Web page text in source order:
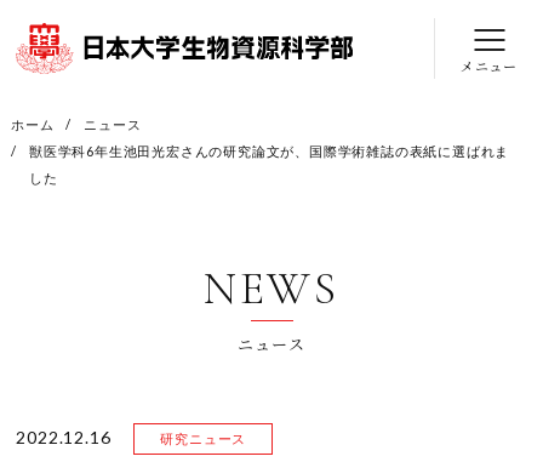
メニュー
ホーム
ニュース
獣医学科6年生池田光宏さんの研究論文が、国際学術雑誌の表紙に選ばれま
した
NEWS
ニュース
2022.12.16 研究ニュース